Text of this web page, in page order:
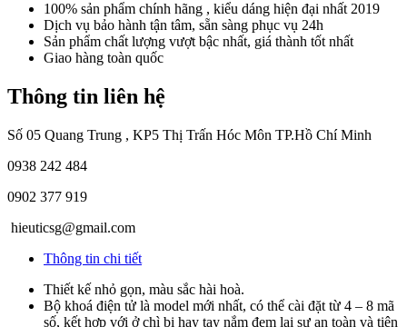
100% sản phẩm chính hãng , kiểu dáng hiện đại nhất 2019
Dịch vụ bảo hành tận tâm, sẵn sàng phục vụ 24h
Sản phẩm chất lượng vượt bậc nhất, giá thành tốt nhất
Giao hàng toàn quốc
Thông tin liên hệ
Số 05 Quang Trung , KP5 Thị Trấn Hóc Môn TP.Hồ Chí Minh
0938 242 484
0902 377 919
hieuticsg@gmail.com
Thông tin chi tiết
Thiết kế nhỏ gọn, màu sắc hài hoà.
Bộ khoá điện tử là model mới nhất, có thể cài đặt từ 4 – 8 mã
số, kết hợp với ở chì bi hay tay nắm đem lại sự an toàn và tiện